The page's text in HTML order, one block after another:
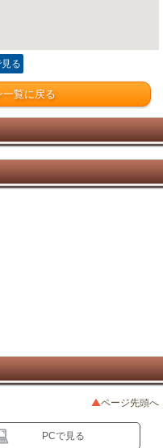
る
覧に戻る
ページ先頭へ
PCで見る